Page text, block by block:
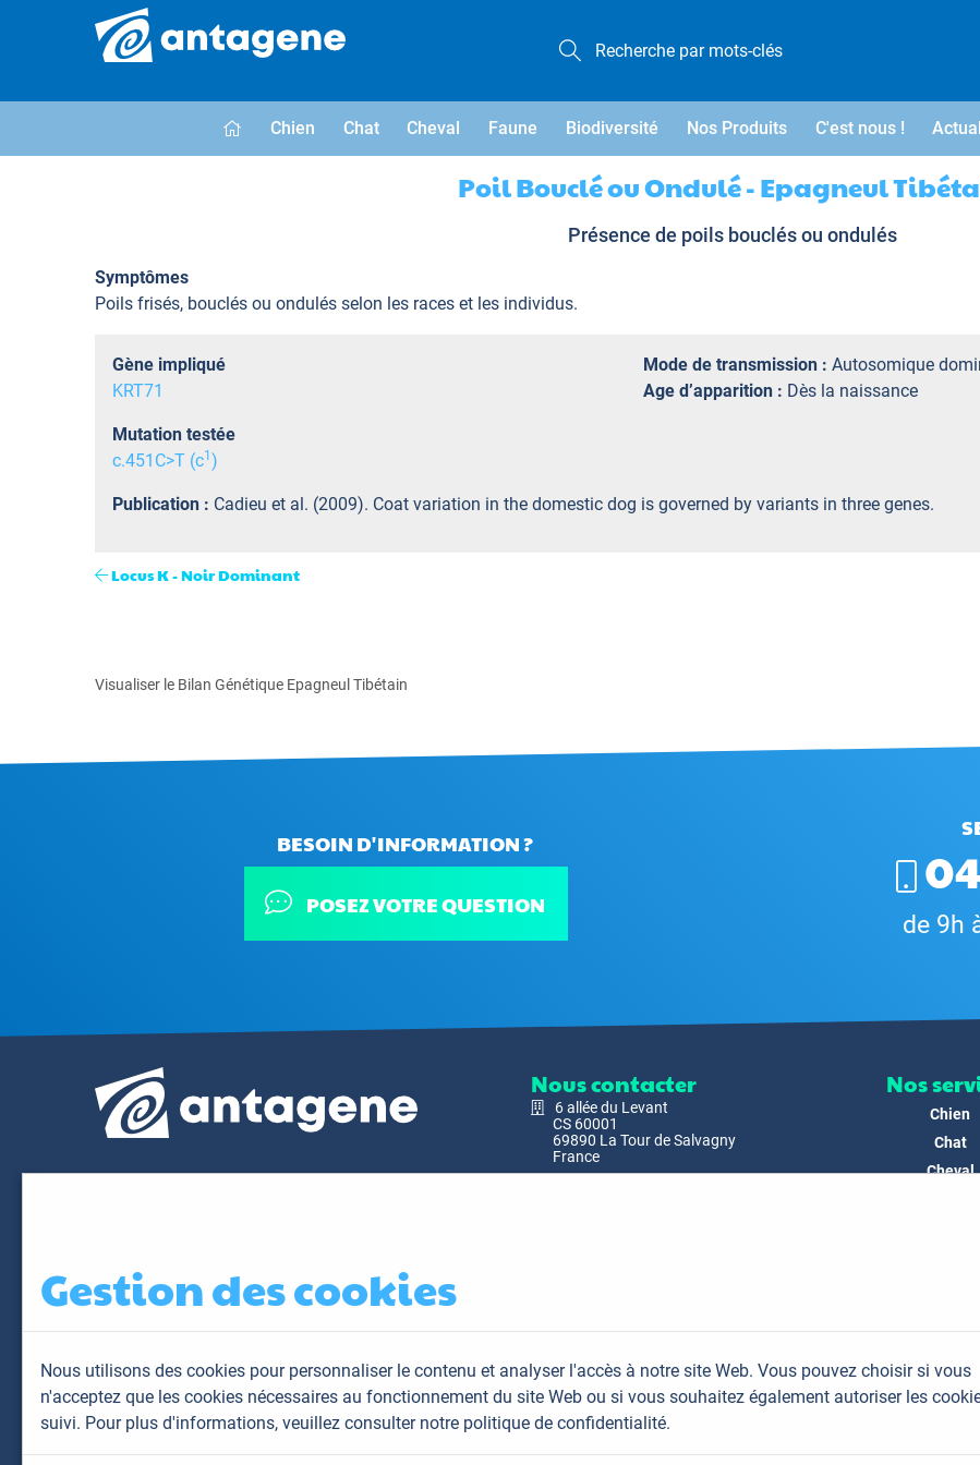
Chien Chat Cheval Faune Biodiversité Nos Produits C'est nous !
Poil Bouclé ou Ondulé - Epagneul
Présence de poils bouclés ou ondulés
Symptômes
Poils frisés, bouclés ou ondulés selon les races et les individus.
Gène impliqué
KRT71
Mutation testée
c.451C>T (c1 )
Mode de transmission : Autosomique
Age d’apparition : Dès la naissance
Publication : Cadieu et al. (2009). Coat variation in the domestic dog is governed by variants in three genes.
Locus K - Noir Dominant
Visualiser le Bilan Génétique Epagneul Tibétain
BESOIN D'INFORMATION ?
POSEZ VOTRE QUESTION
de 9h
Nous contacter
6 allée du Levant
CS 60001
69890 La Tour de Salvagny
France
Nos
Chien
Chat
Cheval
FAQ
Contact
Gestion des cookies
Nous utilisons des cookies pour personnaliser le contenu et analyser l'accès à notre site Web. Vous pouvez choisir si vous
n'acceptez que les cookies nécessaires au fonctionnement du site Web ou si vous souhaitez également autoriser les
suivi. Pour plus d'informations, veuillez consulter notre politique de confidentialité.